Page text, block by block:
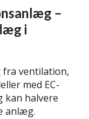
–
i
fra ventilation,
med EC-
kan halvere
anlæg.